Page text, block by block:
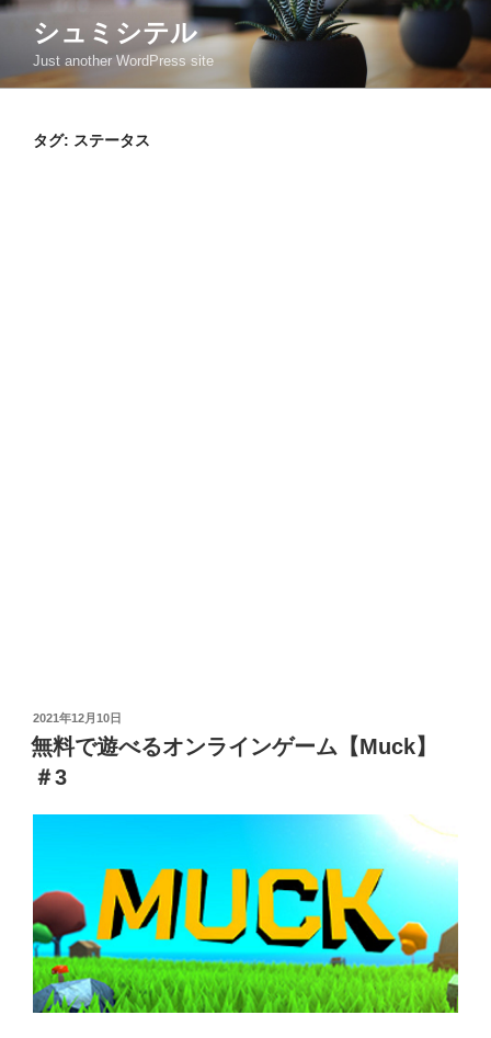
コ
ン
シュミシテル
Just another WordPress site
タグ: ステータス
投
稿
日:
2021年12月10日
無料で遊べるオンラインゲーム【Muck】
＃3